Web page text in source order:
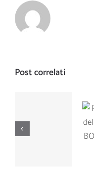
Post correlati
Prova di
navigazione